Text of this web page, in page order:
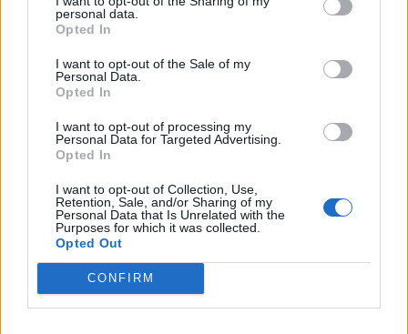
personal data.
Opted In
I want to opt-out of the Sale of my
Personal Data.
Opted In
I want to opt-out of processing my
Personal Data for Targeted Advertising.
Opted In
I want to opt-out of Collection, Use,
Retention, Sale, and/or Sharing of my
Personal Data that Is Unrelated with the
Purposes for which it was collected.
Opted Out
CONFIRM
Atsikratykite patinimų ryte: mitybos
specialistė atskleidė naudingojo gėrimo
receptą